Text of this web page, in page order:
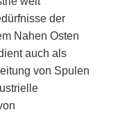
der
Nahen Osten
auch als
von Spulen